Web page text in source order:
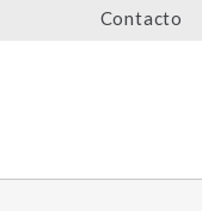
Contacto